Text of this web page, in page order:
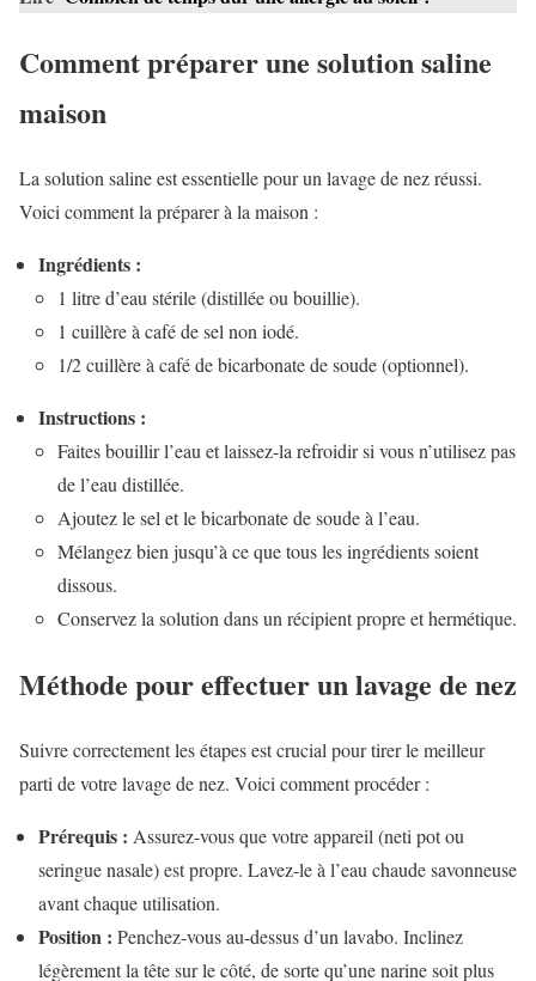
Comment préparer une solution saline
maison
La solution saline est essentielle pour un lavage de nez réussi.
Voici comment la préparer à la maison :
Ingrédients :
1 litre d’eau stérile (distillée ou bouillie).
1 cuillère à café de sel non iodé.
1/2 cuillère à café de bicarbonate de soude (optionnel).
Instructions :
Faites bouillir l’eau et laissez-la refroidir si vous n’utilisez pas
de l’eau distillée.
Ajoutez le sel et le bicarbonate de soude à l’eau.
Mélangez bien jusqu’à ce que tous les ingrédients soient
dissous.
Conservez la solution dans un récipient propre et hermétique.
Méthode pour effectuer un lavage de nez
Suivre correctement les étapes est crucial pour tirer le meilleur
parti de votre lavage de nez. Voici comment procéder :
Prérequis : Assurez-vous que votre appareil (neti pot ou
seringue nasale) est propre. Lavez-le à l’eau chaude savonneuse
avant chaque utilisation.
Position : Penchez-vous au-dessus d’un lavabo. Inclinez
légèrement la tête sur le côté, de sorte qu’une narine soit plus